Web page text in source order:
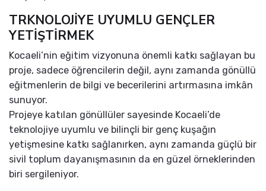
TRKNOLOJİYE UYUMLU GENÇLER
YETİŞTİRMEK
Kocaeli’nin eğitim vizyonuna önemli katkı sağlayan bu
proje, sadece öğrencilerin değil, aynı zamanda gönüllü
eğitmenlerin de bilgi ve becerilerini artırmasına imkân
sunuyor.
Projeye katılan gönüllüler sayesinde Kocaeli’de
teknolojiye uyumlu ve bilinçli bir genç kuşağın
yetişmesine katkı sağlanırken, aynı zamanda güçlü bir
sivil toplum dayanışmasının da en güzel örneklerinden
biri sergileniyor.